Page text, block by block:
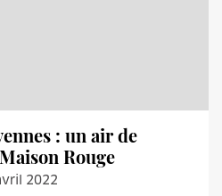
: un air de
Rouge
2022